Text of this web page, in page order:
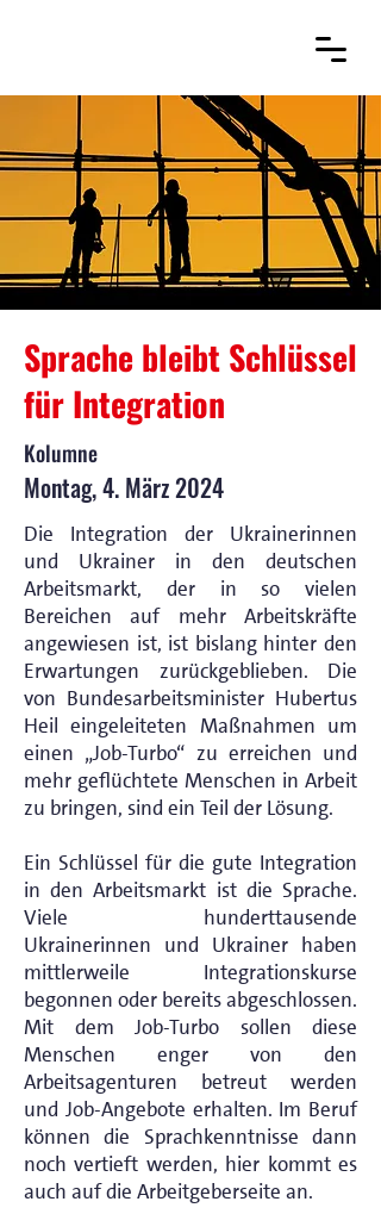
Sprache bleibt Schlüssel
für Integration
Kolumne
Montag, 4. März 2024
Die Integration der Ukrainerinnen
und Ukrainer in den deutschen
Arbeitsmarkt, der in so vielen
Bereichen auf mehr Arbeitskräfte
angewiesen ist, ist bislang hinter den
Erwartungen zurückgeblieben. Die
von Bundesarbeitsminister Hubertus
Heil eingeleiteten Maßnahmen um
einen „Job-Turbo“ zu erreichen und
mehr geflüchtete Menschen in Arbeit
zu bringen, sind ein Teil der Lösung.
Ein Schlüssel für die gute Integration
in den Arbeitsmarkt ist die Sprache.
Viele hunderttausende
Ukrainerinnen und Ukrainer haben
mittlerweile Integrationskurse
begonnen oder bereits abgeschlossen.
Mit dem Job-Turbo sollen diese
Menschen enger von den
Arbeitsagenturen betreut werden
und Job-Angebote erhalten. Im Beruf
können die Sprachkenntnisse dann
noch vertieft werden, hier kommt es
auch auf die Arbeitgeberseite an.